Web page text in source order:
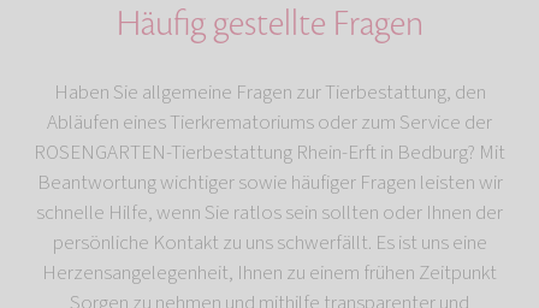
Häufig gestellte Fragen
Haben Sie allgemeine Fragen zur Tierbestattung, den
Abläufen eines Tierkrematoriums oder zum Service der
ROSENGARTEN-Tierbestattung Rhein-Erft in Bedburg? Mit
Beantwortung wichtiger sowie häufiger Fragen leisten wir
schnelle Hilfe, wenn Sie ratlos sein sollten oder Ihnen der
persönliche Kontakt zu uns schwerfällt. Es ist uns eine
Herzensangelegenheit, Ihnen zu einem frühen Zeitpunkt